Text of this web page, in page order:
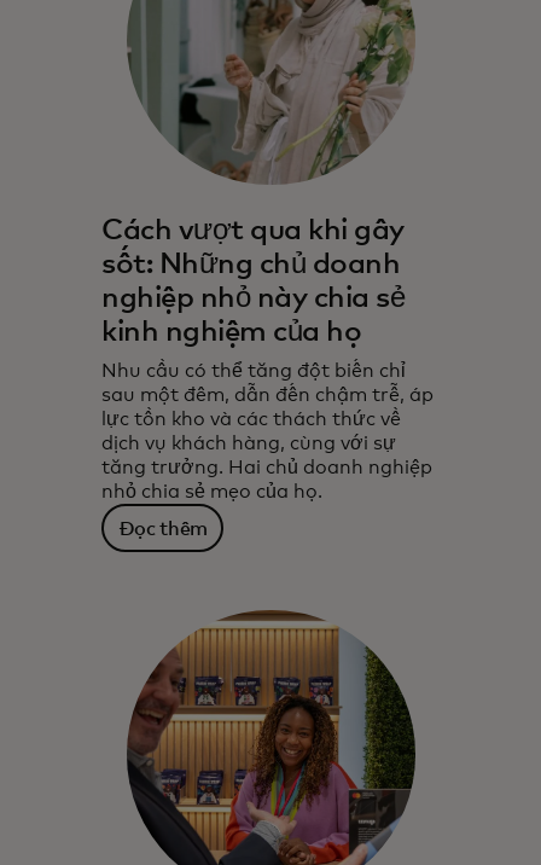
Cách vượt qua khi gây
sốt: Những chủ doanh
nghiệp nhỏ này chia sẻ
kinh nghiệm của họ
Nhu cầu có thể tăng đột biến chỉ
sau một đêm, dẫn đến chậm trễ, áp
lực tồn kho và các thách thức về
dịch vụ khách hàng, cùng với sự
tăng trưởng. Hai chủ doanh nghiệp
nhỏ chia sẻ mẹo của họ.
Đọc thêm